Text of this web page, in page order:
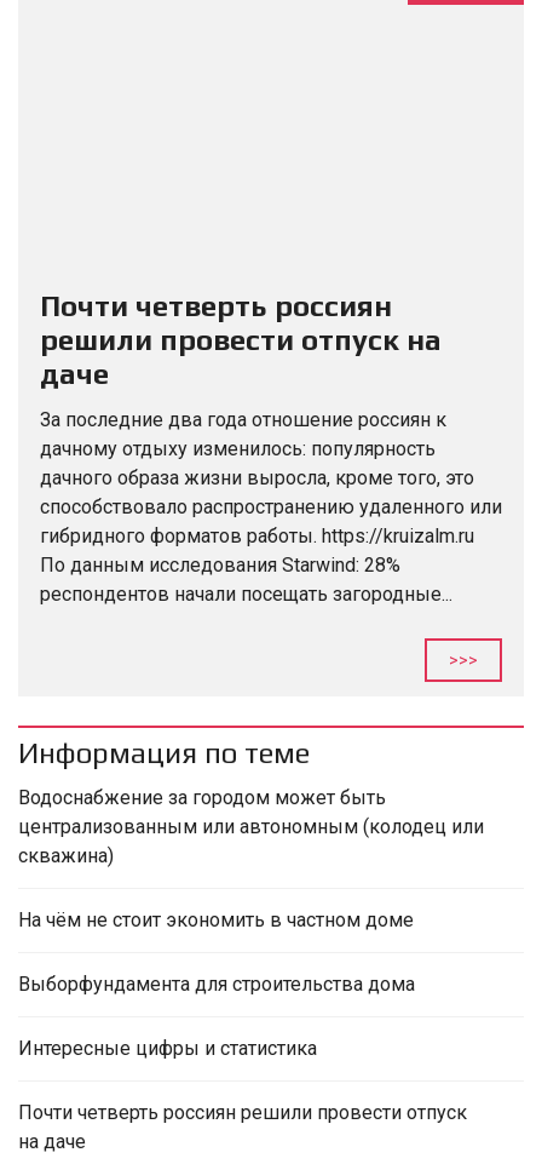
Почти четверть россиян
решили провести отпуск на
даче
За последние два года отношение россиян к
дачному отдыху изменилось: популярность
дачного образа жизни выросла, кроме того, это
способствовало распространению удаленного или
гибридного форматов работы. https://kruizalm.ru
По данным исследования Starwind: 28%
респондентов начали посещать загородные...
>>>
Информация по теме
Водоснабжение за городом может быть
централизованным или автономным (колодец или
скважина)
На чём не стоит экономить в частном доме
Выборфундамента для строительства дома
Интересные цифры и статистика
Почти четверть россиян решили провести отпуск
на даче